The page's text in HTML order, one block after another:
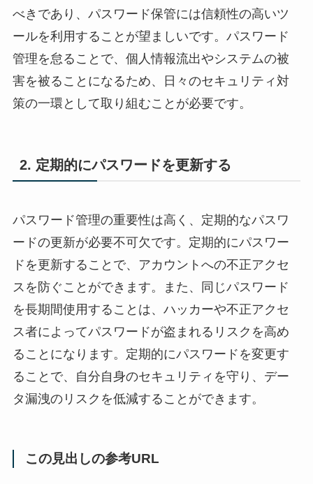
べきであり、パスワード保管には信頼性の高いツ
ールを利用することが望ましいです。パスワード
管理を怠ることで、個人情報流出やシステムの被
害を被ることになるため、日々のセキュリティ対
策の一環として取り組むことが必要です。
2. 定期的にパスワードを更新する
パスワード管理の重要性は高く、定期的なパスワ
ードの更新が必要不可欠です。定期的にパスワー
ドを更新することで、アカウントへの不正アクセ
スを防ぐことができます。また、同じパスワード
を長期間使用することは、ハッカーや不正アクセ
ス者によってパスワードが盗まれるリスクを高め
ることになります。定期的にパスワードを変更す
ることで、自分自身のセキュリティを守り、デー
タ漏洩のリスクを低減することができます。
この見出しの参考URL